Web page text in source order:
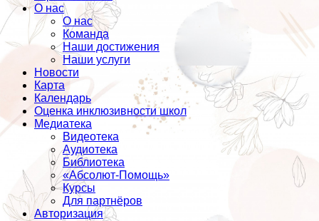
О нас
О нас
Команда
Наши достижения
Наши услуги
Новости
Карта
Календарь
Оценка инклюзивности школ
Медиатека
Видеотека
Аудиотека
Библиотека
«Абсолют-Помощь»
Курсы
Для партнёров
Авторизация